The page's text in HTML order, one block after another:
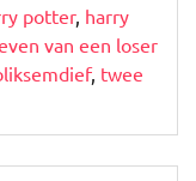
potter, harry
van een loser
, twee